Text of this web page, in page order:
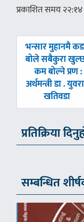
प्रकाशित समय
पछिल्लाे
-
भन्सार मुहानमै
बोले सबैकुरा
कम बोल्ने प्रण :
अर्थमन्त्री डा .
खतिवडा
प्रतिक्रिया
सम्बन्धित